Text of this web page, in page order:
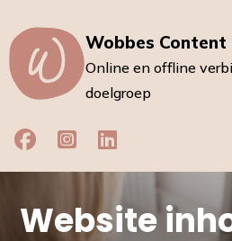
Wobbes
Online en offline
doelgroep
Website